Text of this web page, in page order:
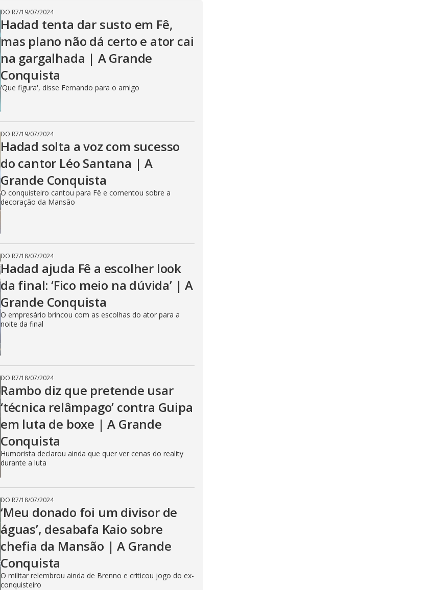
DO R7/19/07/2024
Hadad tenta dar susto em Fê,
mas plano não dá certo e ator cai
na gargalhada | A Grande
Conquista
'Que figura', disse Fernando para o amigo
DO R7/19/07/2024
Hadad solta a voz com sucesso
do cantor Léo Santana | A
Grande Conquista
O conquisteiro cantou para Fê e comentou sobre a
decoração da Mansão
DO R7/18/07/2024
Hadad ajuda Fê a escolher look
da final: ‘Fico meio na dúvida’ | A
Grande Conquista
O empresário brincou com as escolhas do ator para a
noite da final
DO R7/18/07/2024
Rambo diz que pretende usar
‘técnica relâmpago’ contra Guipa
em luta de boxe | A Grande
Conquista
Humorista declarou ainda que quer ver cenas do reality
durante a luta
DO R7/18/07/2024
‘Meu donado foi um divisor de
águas’, desabafa Kaio sobre
chefia da Mansão | A Grande
Conquista
O militar relembrou ainda de Brenno e criticou jogo do ex-
conquisteiro